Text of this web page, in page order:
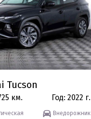
Tucson
км. Год: 2022 г.
Внедорожник